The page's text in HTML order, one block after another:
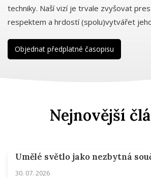
techniky. Naší vizí je trvale zvyšovat
respektem a hrdostí (spolu)vytvářet
Objednat předplatné časopisu
Nejnovější
Umělé světlo jako nezbytná
30. 07. 2026